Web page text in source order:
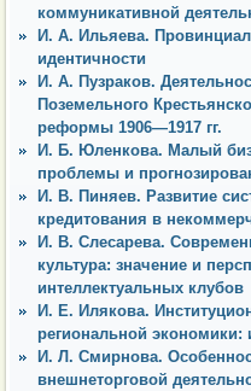
коммуникативной
И. А. Ильяева.
идентичности
И. А. Пузраков.
Поземельного
реформы 1906—1917 гг.
И. Б. Юленкова. Малый
проблемы и
И. В. Пиняев. Развитие
кредитования в
И. В. Слесарева.
культура: значение и
интеллектуальных клубов
И. Е. Илякова.
региональной экономики:
И. Л. Смирнова.
внешнеторговой